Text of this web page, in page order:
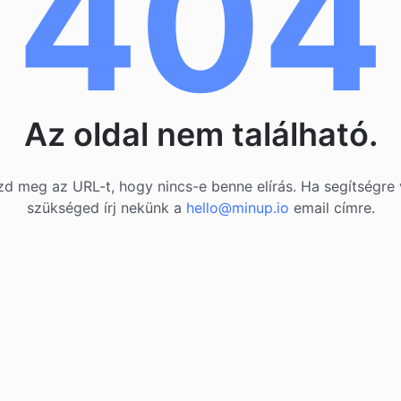
Az oldal nem található.
meg az URL-t, hogy nincs-e benne elírás. Ha segítségre
szükséged írj nekünk a hello@minup.io email címre.